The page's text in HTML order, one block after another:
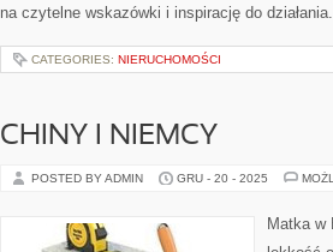
na czytelne wskazówki i inspirację do
CATEGORIES: NIERUCHOMOŚCI
CHINY I NIEMCY
POSTED BY ADMIN GRU - 20 - 2025
Matka w